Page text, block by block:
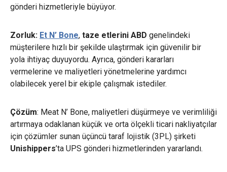
gönderi hizmetleriyle büyüyor.
Zorluk: Et N’ Bone, taze etlerini ABD genelindeki
müşterilere hızlı bir şekilde ulaştırmak için güvenilir bir
yola ihtiyaç duyuyordu. Ayrıca, gönderi kararları
vermelerine ve maliyetleri yönetmelerine yardımcı
olabilecek yerel bir ekiple çalışmak istediler.
Çözüm: Meat N’ Bone, maliyetleri düşürmeye ve verimliliği
artırmaya odaklanan küçük ve orta ölçekli ticari nakliyatçılar
için çözümler sunan üçüncü taraf lojistik (3PL) şirketi
Unishippers’ta UPS gönderi hizmetlerinden yararlandı.